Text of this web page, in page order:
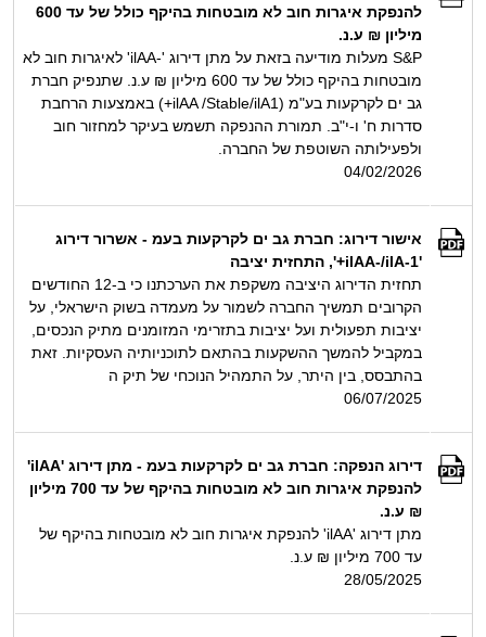
להנפקת איגרות חוב לא מובטחות בהיקף כולל של עד 600
מיליון ₪ ע.נ.
S&P מעלות מודיעה בזאת על מתן דירוג '-ilAA' לאיגרות חוב לא
מובטחות בהיקף כולל של עד 600 מיליון ₪ ע.נ. שתנפיק חברת
גב ים לקרקעות בע"מ (ilAA /Stable/ilA1+) באמצעות הרחבת
סדרות ח' ו-י"ב. תמורת ההנפקה תשמש בעיקר למחזור חוב
ולפעילותה השוטפת של החברה.
04/02/2026
אישור דירוג: חברת גב ים לקרקעות בעמ - אשרור דירוג
'ilAA-/ilA-1+', התחזית יציבה
תחזית הדירוג היציבה משקפת את הערכתנו כי ב-12 החודשים
הקרובים תמשיך החברה לשמור על מעמדה בשוק הישראלי, על
יציבות תפעולית ועל יציבות בתזרימי המזומנים מתיק הנכסים,
במקביל להמשך ההשקעות בהתאם לתוכניותיה העסקיות. זאת
בהתבסס, בין היתר, על התמהיל הנוכחי של תיק ה
06/07/2025
דירוג הנפקה: חברת גב ים לקרקעות בעמ - מתן דירוג 'ilAA'
להנפקת איגרות חוב לא מובטחות בהיקף של עד 700 מיליון
₪ ע.נ.
מתן דירוג 'ilAA' להנפקת איגרות חוב לא מובטחות בהיקף של
עד 700 מיליון ₪ ע.נ.
28/05/2025